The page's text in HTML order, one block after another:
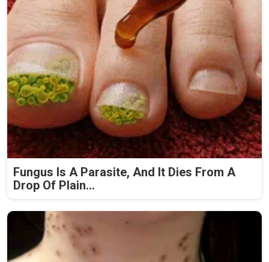
Fungus Is A Parasite, And It Dies From A
Drop Of Plain...